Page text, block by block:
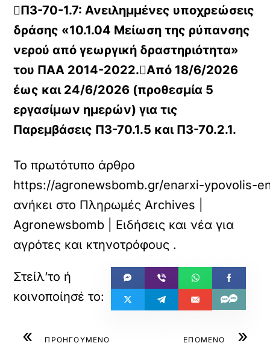
Π3-70-1.7: Ανειλημμένες υποχρεώσεις
δράσης «10.1.04 Μείωση της ρύπανσης
νερού από γεωργική δραστηριότητα»
του ΠΑΑ 2014-2022.Από 18/6/2026
έως και 24/6/2026 (προθεσμία 5
εργασίμων ημερών) για τις
Παρεμβάσεις Π3-70.1.5 και Π3-70.2.1.
Το πρωτότυπο άρθρο
https://agronewsbomb.gr/enarxi-ypovolis-
ανήκει στο Πληρωμές Archives |
Agronewsbomb | Ειδήσεις και νέα για
αγρότες και κτηνοτρόφους .
« ΠΡΟΗΓΟΥΜΕΝΟ »
ΕΠΟΜΕΝΟ